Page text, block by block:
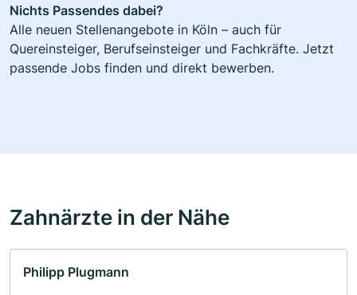
Nichts Passendes dabei?
Alle neuen Stellenangebote in Köln – auch für
Quereinsteiger, Berufseinsteiger und Fachkräfte. Jetzt
passende Jobs finden und direkt bewerben.
Zahnärzte in der Nähe
Philipp Plugmann